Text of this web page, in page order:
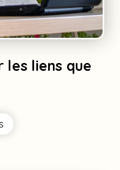
liens que